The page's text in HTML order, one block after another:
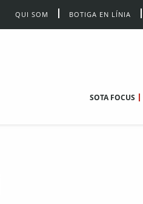
QUI SOM BOTIGA EN LÍNIA
SOTA FOCUS